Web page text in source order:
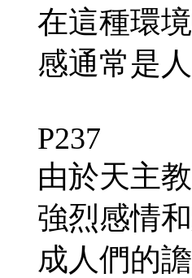
在這種環
感通常是
P237
由於天主
強烈感情
成人們的